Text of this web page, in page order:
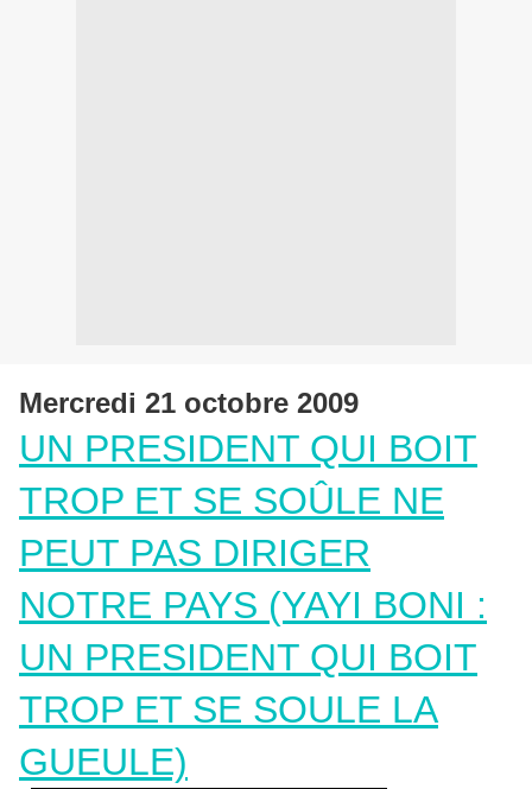
Mercredi 21 octobre 2009
UN PRESIDENT QUI BOIT
TROP ET SE SOÛLE NE
PEUT PAS DIRIGER
NOTRE PAYS (YAYI BONI :
UN PRESIDENT QUI BOIT
TROP ET SE SOULE LA
GUEULE)